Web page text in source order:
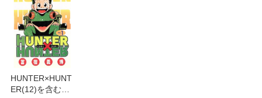
HUNTER×HUNT
ER(12)を含むセ